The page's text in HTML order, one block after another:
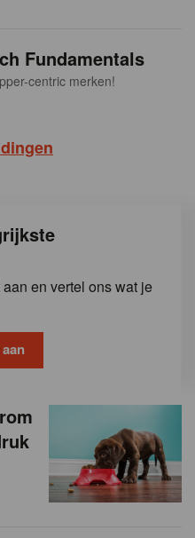
Fundamentals
centric merken!
en vertel ons wat je